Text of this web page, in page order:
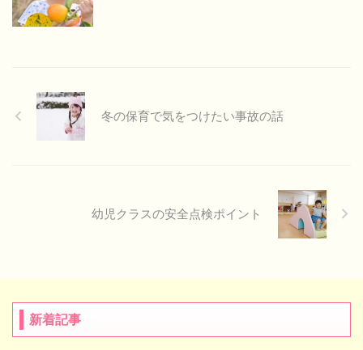
冬の保育で気をつけたい事故の話
幼児クラスの安全点検ポイント
新着記事